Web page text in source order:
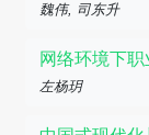
魏伟, 司东升
网络环境下
左杨玥